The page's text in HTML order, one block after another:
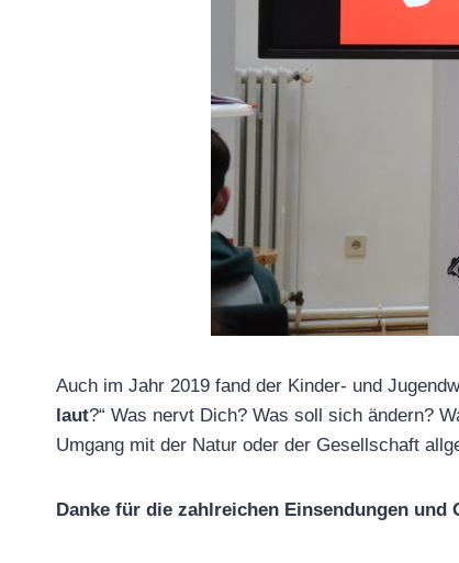
Auch im Jahr 2019 fand der Kinder- und
laut?“ Was nervt Dich? Was soll sich ändern?
Umgang mit der Natur oder der Gesellschaft
Danke für die zahlreichen Einsendungen